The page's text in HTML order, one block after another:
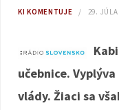
KI KOMENTUJE 29. JÚLA
učebnice.
vlády. Žiaci sa